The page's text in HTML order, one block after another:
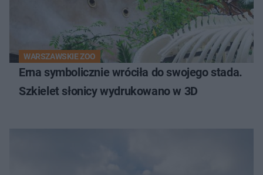
WARSZAWSKIE ZOO
Erna symbolicznie wróciła do swojego stada.
Szkielet słonicy wydrukowano w 3D